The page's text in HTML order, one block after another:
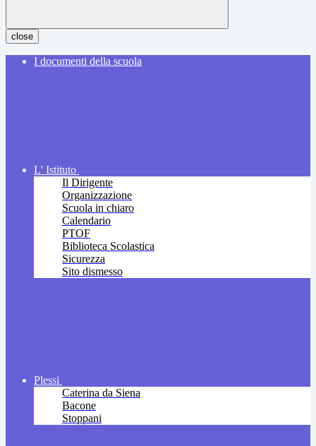
close
I documenti della scuola
L' Istituto
Il Dirigente
Organizzazione
Scuola in chiaro
Calendario
PTOF
Biblioteca Scolastica
Sicurezza
Sito dismesso
Plessi
Caterina da Siena
Bacone
Stoppani